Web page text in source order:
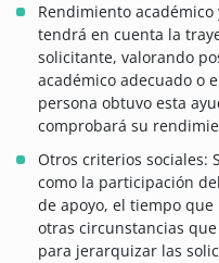
Rendimiento
tendrá en cuenta la
solicitante, valorando
académico adecuado o
persona obtuvo esta
comprobará su
Otros criterios sociales:
como la participación
de apoyo, el tiempo
otras circunstancias
para jerarquizar las